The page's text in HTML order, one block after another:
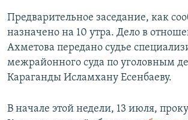
Предварительное заседание, как
назначено на 10 утра. Дело в
Ахметова передано судье
межрайонного суда по уголовным
Караганды Исламхану Есенбаеву.
В начале этой недели, 13 июля,